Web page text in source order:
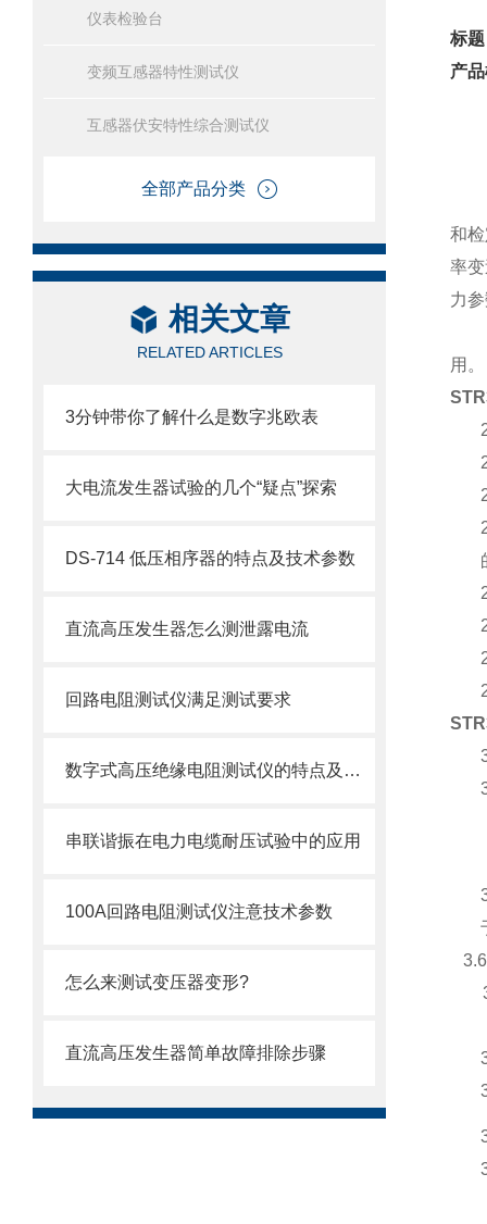
仪表检验台
变频互感器特性测试仪
互感器伏安特性综合测试仪
全部产品分类
相关文章
RELATED ARTICLES
3分钟带你了解什么是数字兆欧表
大电流发生器试验的几个“疑点”探索
DS-714 低压相序器的特点及技术参数
直流高压发生器怎么测泄露电流
回路电阻测试仪满足测试要求
数字式高压绝缘电阻测试仪的特点及技术参数
串联谐振在电力电缆耐压试验中的应用
100A回路电阻测试仪注意技术参数
怎么来测试变压器变形?
直流高压发生器简单故障排除步骤
标
产
和
率
力
用。
3.6